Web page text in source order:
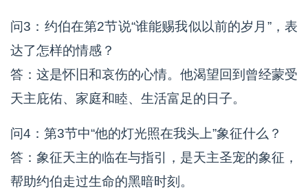
问3：约伯在第2节说“谁能赐我似以前的岁月”，表
达了怎样的情感？
答：这是怀旧和哀伤的心情。他渴望回到曾经蒙受
天主庇佑、家庭和睦、生活富足的日子。
问4：第3节中“他的灯光照在我头上”象征什么？
答：象征天主的临在与指引，是天主圣宠的象征，
帮助约伯走过生命的黑暗时刻。